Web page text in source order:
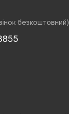
безкоштовний)